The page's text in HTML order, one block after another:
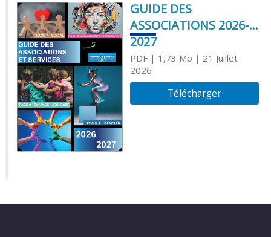
GUIDE DES
ASSOCIATIONS 2026-
2027
PDF| 1,73 Mo | 21 Juillet
2026
Télécharger